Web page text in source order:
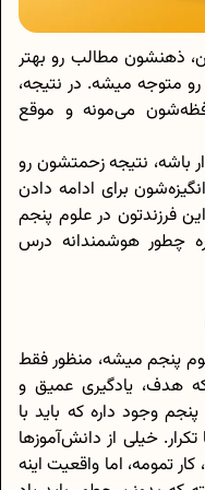
ذهنشون مطالب رو بهتر
متوجه میشه. در نتیجه،
می‌مونه و موقع
باشه، نتیجه زحمتشون رو
برای ادامه دادن
فرزندتون در علوم پنجم
چطور هوشمندانه درس
پنجم میشه، منظور فقط
هدف، یادگیری عمیق و
وجود داره که باید با
خیلی از دانش‌آموزها
تمومه، اما واقعیت اینه